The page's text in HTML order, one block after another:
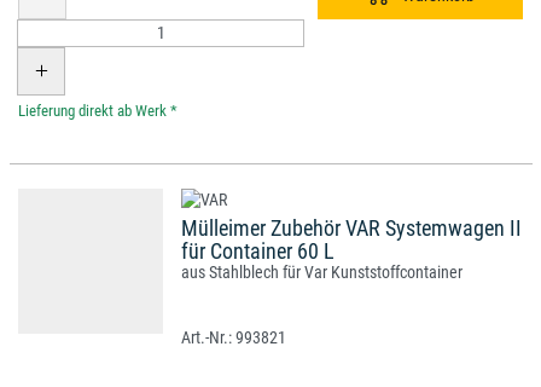
*
Mülleimer Zubehör VAR Systemwagen II
für Container 60 L
aus Stahlblech für Var Kunststoffcontainer
993821